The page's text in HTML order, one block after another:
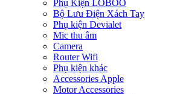
Phụ Kiện LOBOO
Bộ Lưu Điện Xách Tay
Phụ kiện Devialet
Mic thu âm
Camera
Router Wifi
Phụ kiện khác
Accessories Apple
Motor Accessories